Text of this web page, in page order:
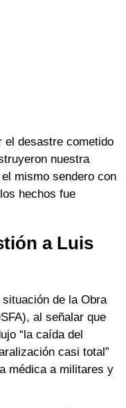
el desastre cometido
nuestra
mismo sendero con
hechos fue
a Luis
de la Obra
al señalar que
“la caída del
casi total”
médica a militares y